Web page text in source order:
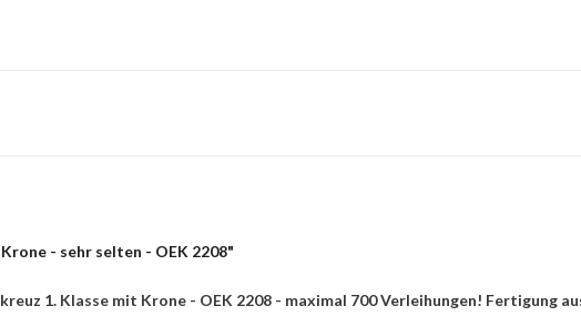
- sehr selten - OEK 2208"
1. Klasse mit Krone - OEK 2208 - maximal 700 Verleihungen! Fertigung